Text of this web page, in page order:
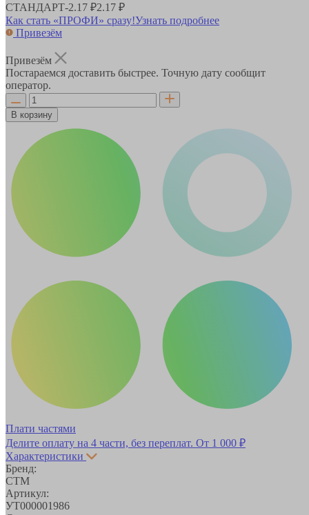
СТАНДАРТ-2.17 ₽2.17 ₽
Как стать «ПРОФИ» сразу!Узнать подробнее
Привезём
Привезём
Постараемся доставить быстрее. Точную дату сообщит
оператор.
В корзину
Плати частями
Делите оплату на 4 части, без переплат. От 1 000 ₽
Характеристики
Бренд:
СТМ
Артикул:
УТ000001986